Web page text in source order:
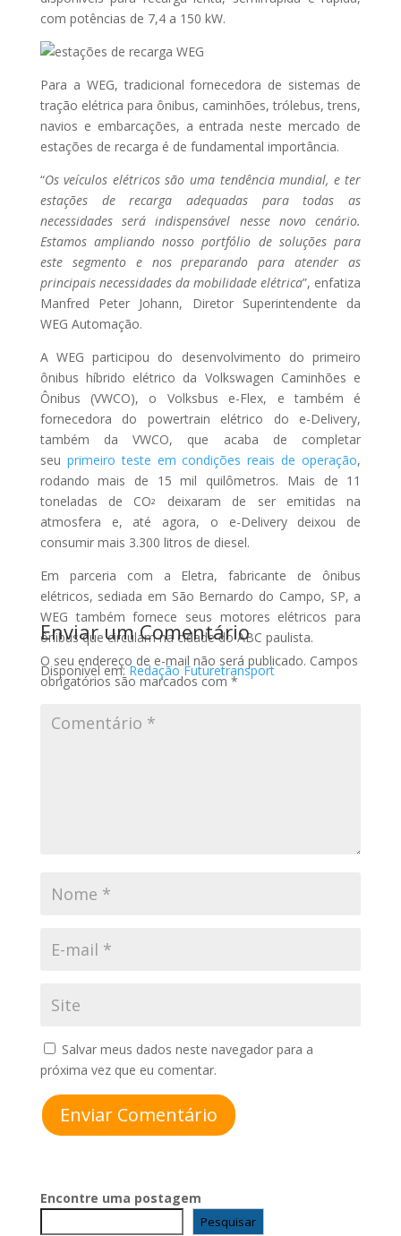
com potências de 7,4 a 150 kW.
Para a WEG, tradicional fornecedora de sistemas de
tração elétrica para ônibus, caminhões, trólebus, trens,
navios e embarcações, a entrada neste mercado de
estações de recarga é de fundamental importância.
“Os veículos elétricos são uma tendência mundial, e ter
estações de recarga adequadas para todas as
necessidades será indispensável nesse novo cenário.
Estamos ampliando nosso portfólio de soluções para
este segmento e nos preparando para atender as
principais necessidades da mobilidade elétrica”, enfatiza
Manfred Peter Johann, Diretor Superintendente da
WEG Automação.
A WEG participou do desenvolvimento do primeiro
ônibus híbrido elétrico da Volkswagen Caminhões e
Ônibus (VWCO), o Volksbus e-Flex, e também é
fornecedora do powertrain elétrico do e-Delivery,
também da VWCO, que acaba de completar
seu primeiro teste em condições reais de operação,
rodando mais de 15 mil quilômetros. Mais de 11
toneladas de CO² deixaram de ser emitidas na
atmosfera e, até agora, o e-Delivery deixou de
consumir mais 3.300 litros de diesel.
Em parceria com a Eletra, fabricante de ônibus
elétricos, sediada em São Bernardo do Campo, SP, a
WEG também fornece seus motores elétricos para
ônibus que circulam na cidade do ABC paulista.
Disponível em:Redação Futuretransport
Enviar um Comentário
O seu endereço de e-mail não será publicado. Campos
obrigatórios são marcados com *
Salvar meus dados neste navegador para a
próxima vez que eu comentar.
Enviar Comentário
Encontre uma postagem
Pesquisar